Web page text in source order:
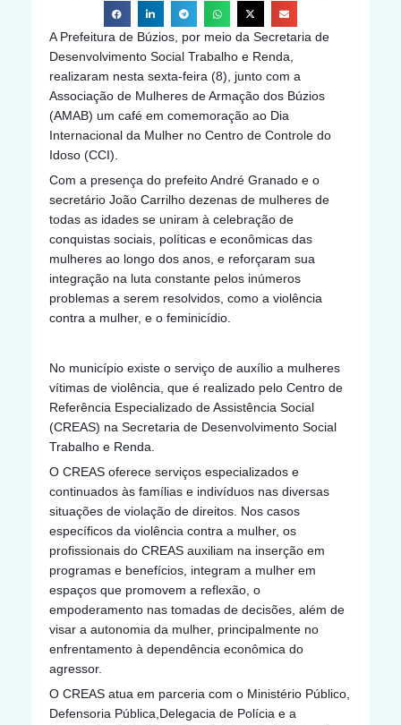
A Prefeitura de Búzios, por meio da Secretaria de
Desenvolvimento Social Trabalho e Renda,
realizaram nesta sexta-feira (8), junto com a
Associação de Mulheres de Armação dos Búzios
(AMAB) um café em comemoração ao Dia
Internacional da Mulher no Centro de Controle do
Idoso (CCI).
Com a presença do prefeito André Granado e o
secretário João Carrilho dezenas de mulheres de
todas as idades se uniram à celebração de
conquistas sociais, políticas e econômicas das
mulheres ao longo dos anos, e reforçaram sua
integração na luta constante pelos inúmeros
problemas a serem resolvidos, como a violência
contra a mulher, e o feminicídio.
No município existe o serviço de auxílio a mulheres
vítimas de violência, que é realizado pelo Centro de
Referência Especializado de Assistência Social
(CREAS) na Secretaria de Desenvolvimento Social
Trabalho e Renda.
O CREAS oferece serviços especializados e
continuados às famílias e indivíduos nas diversas
situações de violação de direitos. Nos casos
específicos da violência contra a mulher, os
profissionais do CREAS auxiliam na inserção em
programas e benefícios, integram a mulher em
espaços que promovem a reflexão, o
empoderamento nas tomadas de decisões, além de
visar a autonomia da mulher, principalmente no
enfrentamento à dependência econômica do
agressor.
O CREAS atua em parceria com o Ministério Público,
Defensoria Pública,Delegacia de Polícia e a